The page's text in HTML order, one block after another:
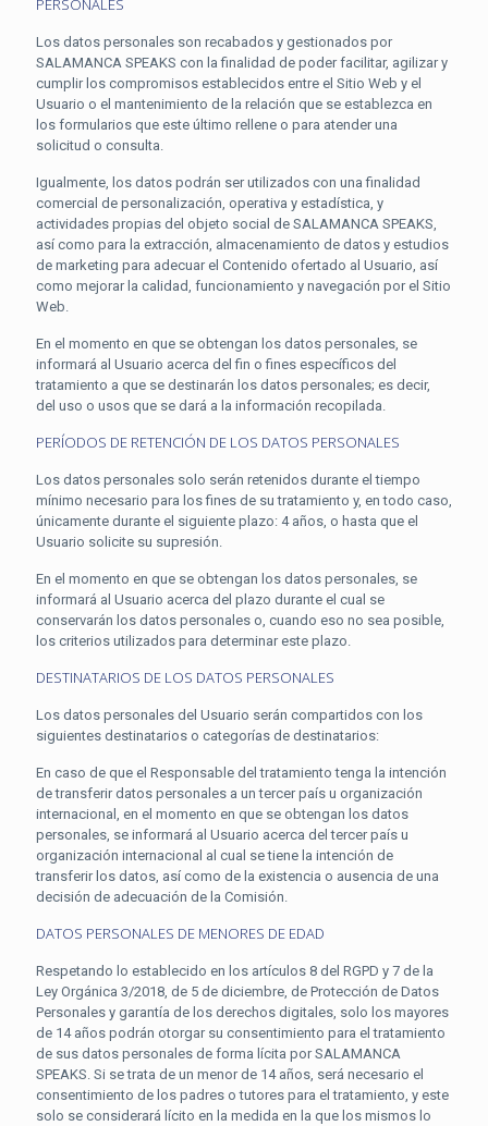
PERSONALES
Los datos personales son recabados y gestionados por
SALAMANCA SPEAKS con la finalidad de poder facilitar, agilizar y
cumplir los compromisos establecidos entre el Sitio Web y el
Usuario o el mantenimiento de la relación que se establezca en
los formularios que este último rellene o para atender una
solicitud o consulta.
Igualmente, los datos podrán ser utilizados con una finalidad
comercial de personalización, operativa y estadística, y
actividades propias del objeto social de SALAMANCA SPEAKS,
así como para la extracción, almacenamiento de datos y estudios
de marketing para adecuar el Contenido ofertado al Usuario, así
como mejorar la calidad, funcionamiento y navegación por el Sitio
Web.
En el momento en que se obtengan los datos personales, se
informará al Usuario acerca del fin o fines específicos del
tratamiento a que se destinarán los datos personales; es decir,
del uso o usos que se dará a la información recopilada.
PERÍODOS DE RETENCIÓN DE LOS DATOS PERSONALES
Los datos personales solo serán retenidos durante el tiempo
mínimo necesario para los fines de su tratamiento y, en todo caso,
únicamente durante el siguiente plazo: 4 años, o hasta que el
Usuario solicite su supresión.
En el momento en que se obtengan los datos personales, se
informará al Usuario acerca del plazo durante el cual se
conservarán los datos personales o, cuando eso no sea posible,
los criterios utilizados para determinar este plazo.
DESTINATARIOS DE LOS DATOS PERSONALES
Los datos personales del Usuario serán compartidos con los
siguientes destinatarios o categorías de destinatarios:
En caso de que el Responsable del tratamiento tenga la intención
de transferir datos personales a un tercer país u organización
internacional, en el momento en que se obtengan los datos
personales, se informará al Usuario acerca del tercer país u
organización internacional al cual se tiene la intención de
transferir los datos, así como de la existencia o ausencia de una
decisión de adecuación de la Comisión.
DATOS PERSONALES DE MENORES DE EDAD
Respetando lo establecido en los artículos 8 del RGPD y 7 de la
Ley Orgánica 3/2018, de 5 de diciembre, de Protección de Datos
Personales y garantía de los derechos digitales, solo los mayores
de 14 años podrán otorgar su consentimiento para el tratamiento
de sus datos personales de forma lícita por SALAMANCA
SPEAKS. Si se trata de un menor de 14 años, será necesario el
consentimiento de los padres o tutores para el tratamiento, y este
solo se considerará lícito en la medida en la que los mismos lo